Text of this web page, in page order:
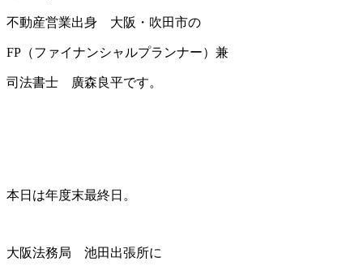
不動産営業出身 大阪・吹田市の
FP（ファイナンシャルプランナー）兼
司法書士 廣森良平です。
本日は年度末最終日。
大阪法務局 池田出張所に